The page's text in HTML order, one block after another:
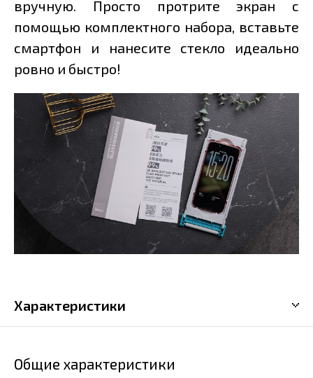
вручную. Просто протрите экран с
помощью комплектного набора, вставьте
смартфон и нанесите стекло идеально
ровно и быстро!
Характеристики
Общие характеристики